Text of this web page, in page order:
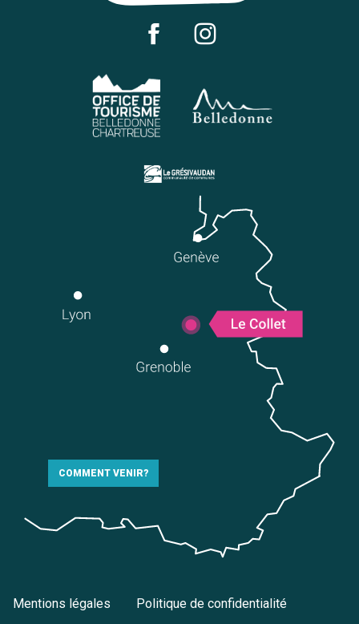
COMMENT VENIR?
Mentions légales Politique de confidentialité